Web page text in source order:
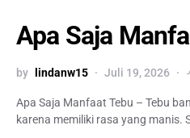
Apa Saja
by lindanw15 Juli 19, 2026
Apa Saja Manfaat Tebu – Tebu
karena memiliki rasa yang manis.